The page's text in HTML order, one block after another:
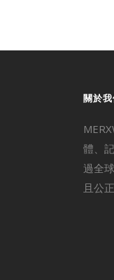
關於我
體、
過全
且公